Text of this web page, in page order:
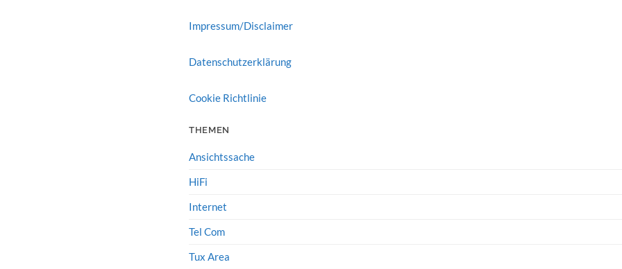
Impressum/Disclaimer
Datenschutzerklärung
Cookie Richtlinie
THEMEN
Ansichtssache
HiFi
Internet
Tel Com
Tux Area